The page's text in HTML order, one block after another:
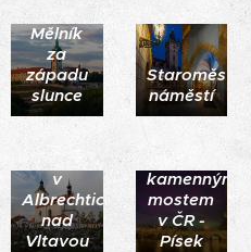
Mělník
za
západu
slunce
Staroměstské
náměstí
hřbitov
v
Albrechticích
nad
Vltavou
Polární
záře a
souhvězdí
Velký
vůz nad
nejstarším
kamenným
mostem
v ČR -
Písek